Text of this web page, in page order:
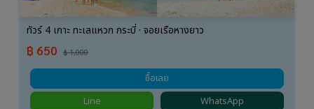
ทัวร์ 4 เกาะ ทะเลแหวก กระบี่ · จอยเรือหางยาว
฿ 650 ฿ 1,000
ซื้อเลย
Line
WhatsApp